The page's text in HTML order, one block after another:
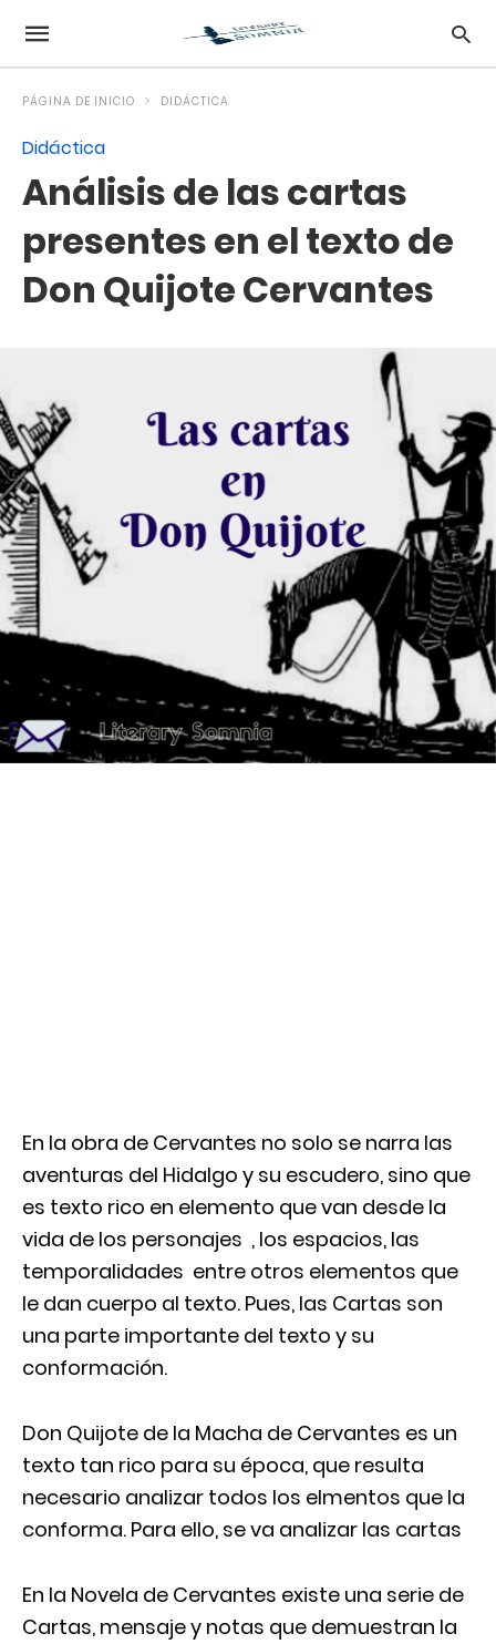
PÁGINA DE INICIO DIDÁCTICA
Didáctica
Análisis de las cartas
presentes en el texto de
Don Quijote Cervantes
En la obra de Cervantes no solo se narra las
aventuras del Hidalgo y su escudero, sino que
es texto rico en elemento que van desde la
vida de los personajes , los espacios, las
temporalidades entre otros elementos que
le dan cuerpo al texto. Pues, las Cartas son
una parte importante del texto y su
conformación.
Don Quijote de la Macha de Cervantes es un
texto tan rico para su época, que resulta
necesario analizar todos los elmentos que la
conforma. Para ello, se va analizar las cartas
En la Novela de Cervantes existe una serie de
Cartas, mensaje y notas que demuestran la